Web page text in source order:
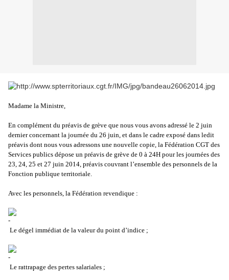
Madame la Ministre,
En complément du préavis de grève que nous vous avons adressé le 2 juin
dernier concernant la journée du 26 juin, et dans le cadre exposé dans ledit
préavis dont nous vous adressons une nouvelle copie, la Fédération CGT des
Services publics dépose un préavis de grève de 0 à 24H pour les journées des
23, 24, 25 et 27 juin 2014, préavis couvrant l’ensemble des personnels de la
Fonction publique territoriale.
Avec les personnels, la Fédération revendique :
Le dégel immédiat de la valeur du point d’indice ;
Le rattrapage des pertes salariales ;